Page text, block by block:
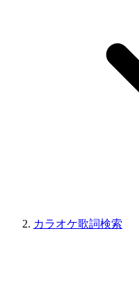
カラオケ歌詞検索